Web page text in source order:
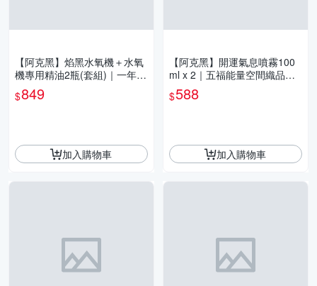
【阿克黑】焰黑水氧機＋水氧
機專用精油2瓶(套組)｜一年保
固・極簡美學・居家擴香首選
｜免運
$849
加入購物車
【阿克黑】開運氣息噴霧100
ml x 2｜五福能量空間織品噴
霧｜台灣製頂級調香，淨化磁
場必備
$588
加入購物車